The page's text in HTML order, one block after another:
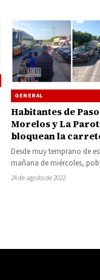
GENERAL
Habitantes de
Morelos y La
bloquean la
estatal Tiripetío-
Eréndira
Desde muy temprano de
mañana de miércoles,
la tenencia de Paso de
24 de agosto de 2022